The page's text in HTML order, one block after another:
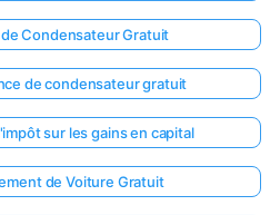
Condensateur Gratuit
de condensateur gratuit
sur les gains en capital
de Voiture Gratuit